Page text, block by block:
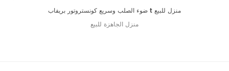
ضوء الصلب وسريع كونستروتور بريفاب t منزل للبيع
منزل الجاهزة للبيع